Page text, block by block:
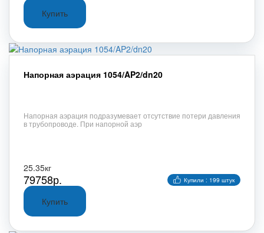
Напорная аэрация 1054/AP2/dn20
Напорная аэрация подразумевает отсутствие потери давления
в трубопроводе. При напорной аэр
25.35кг
79758р. Купили : 199 штук